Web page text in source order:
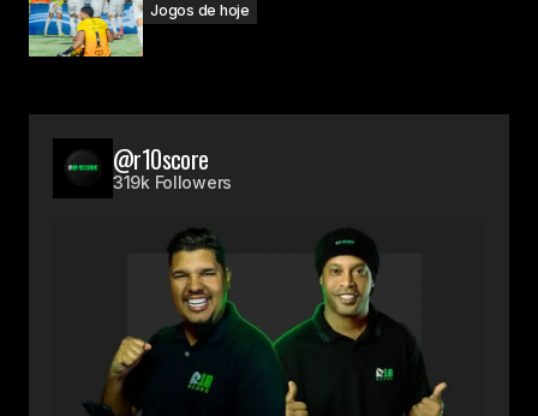
Jogos de hoje
@r10score
319k Followers